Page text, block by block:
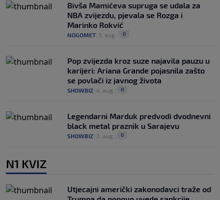
Bivša Mamićeva supruga se udala za
NBA zvijezdu, pjevala se Rozga i
Marinko Rokvić
NOGOMET 5. aug. 0
Pop zvijezda kroz suze najavila pauzu u
karijeri: Ariana Grande pojasnila zašto
se povlači iz javnog života
SHOWBIZ 4. aug. 0
Legendarni Marduk predvodi dvodnevni
black metal praznik u Sarajevu
SHOWBIZ 3. aug. 0
N1 KVIZ
Utjecajni američki zakonodavci traže od